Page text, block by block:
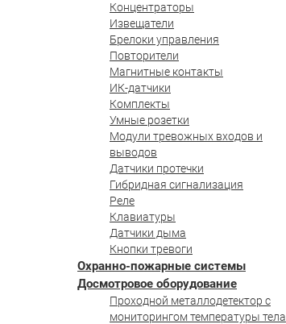
Концентраторы
Извещатели
Брелоки управления
Повторители
Магнитные контакты
ИК-датчики
Комплекты
Умные розетки
Модули тревожных входов и
выводов
Датчики протечки
Гибридная сигнализация
Реле
Клавиатуры
Датчики дыма
Кнопки тревоги
Охранно-пожарные системы
Досмотровое оборудование
Проходной металлодетектор с
мониторингом температуры тела